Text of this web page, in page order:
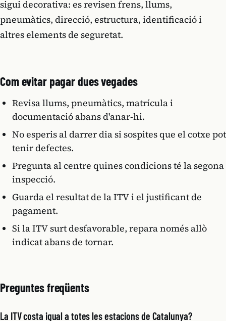
sigui decorativa: es revisen frens, llums,
pneumàtics, direcció, estructura, identificació i
altres elements de seguretat.
Com evitar pagar dues vegades
Revisa llums, pneumàtics, matrícula i
documentació abans d'anar-hi.
No esperis al darrer dia si sospites que el cotxe pot
tenir defectes.
Pregunta al centre quines condicions té la segona
inspecció.
Guarda el resultat de la ITV i el justificant de
pagament.
Si la ITV surt desfavorable, repara només allò
indicat abans de tornar.
Preguntes freqüents
La ITV costa igual a totes les estacions de Catalunya?